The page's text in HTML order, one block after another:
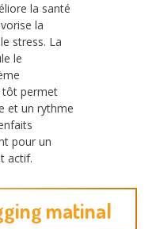
la santé
la
stress. La
le
tôt permet
et un rythme
pour un
actif.
matinal